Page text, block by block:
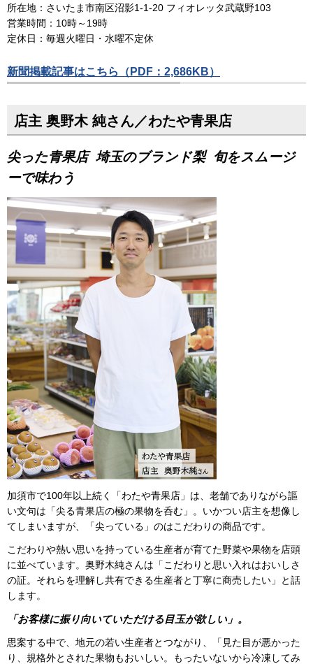
所在地：さいたま市南区沼影1-1-20 フィオレッタ武蔵野103
営業時間：10時～19時
定休日：毎週火曜日・水曜不定休
新聞掲載記事はこちら（PDF：2,686KB）
店主 奥野木 純さん／わたや青果店
尖った青果店 埼玉のブランド梨 旬をスムージ
ーで味わう
加須市で100年以上続く「わたや青果店」は、老舗でありながら謳
い文句は「尖る青果店の極の果物を呑む」。いかつい店主を想像し
てしまいますが、「尖っている」のはこだわりの商品です。
こだわりや熱い思いを持っている生産者が育てた野菜や果物を店頭
に並べています。奥野木純さんは「こだわりと思い入れはおいしさ
の証。それらを理解し共有できる生産者と丁寧に商売したい」と話
します。
「お客様に振り向いていただける目玉が欲しい」。
思案する中で、地元の若い生産者とつながり、「見た目が悪かった
り、規格外とされた果物もおいしい。もったいないから冷凍してみ